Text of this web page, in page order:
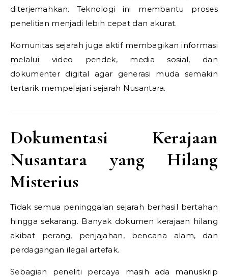
diterjemahkan. Teknologi ini membantu proses
penelitian menjadi lebih cepat dan akurat.
Komunitas sejarah juga aktif membagikan informasi
melalui video pendek, media sosial, dan
dokumenter digital agar generasi muda semakin
tertarik mempelajari sejarah Nusantara.
Dokumentasi Kerajaan
Nusantara yang Hilang
Misterius
Tidak semua peninggalan sejarah berhasil bertahan
hingga sekarang. Banyak dokumen kerajaan hilang
akibat perang, penjajahan, bencana alam, dan
perdagangan ilegal artefak.
Sebagian peneliti percaya masih ada manuskrip